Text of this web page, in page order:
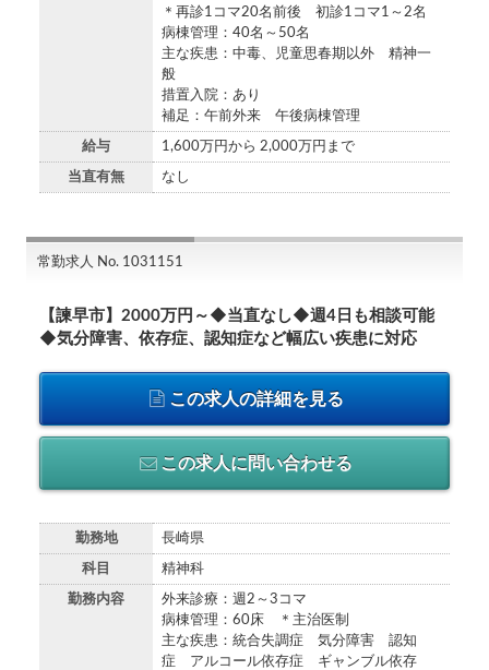
＊再診1コマ20名前後 初診1コマ1～2名
病棟管理：40名～50名
主な疾患：中毒、児童思春期以外 精神一
般
措置入院：あり
補足：午前外来 午後病棟管理
給与 1,600万円から 2,000万円まで
当直有無 なし
常勤求人 No. 1031151
【諫早市】2000万円～◆当直なし◆週4日も相談可能
◆気分障害、依存症、認知症など幅広い疾患に対応
この求人の詳細を見る
この求人に問い合わせる
勤務地 長崎県
科目 精神科
勤務内容
外来診療：週2～3コマ
病棟管理：60床 ＊主治医制
主な疾患：統合失調症 気分障害 認知
症 アルコール依存症 ギャンブル依存